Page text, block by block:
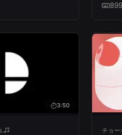
899
3:50
チョー